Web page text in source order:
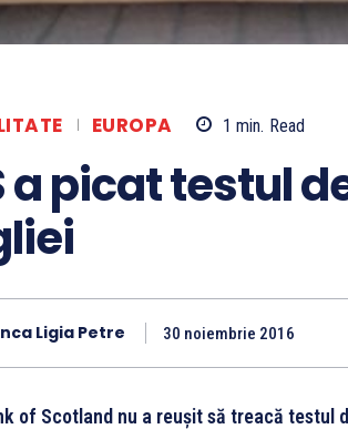
EUROPA 1 min. Read
a picat testul
Ligia Petre 30 noiembrie 2016
of Scotland nu a reuşit să treacă testul